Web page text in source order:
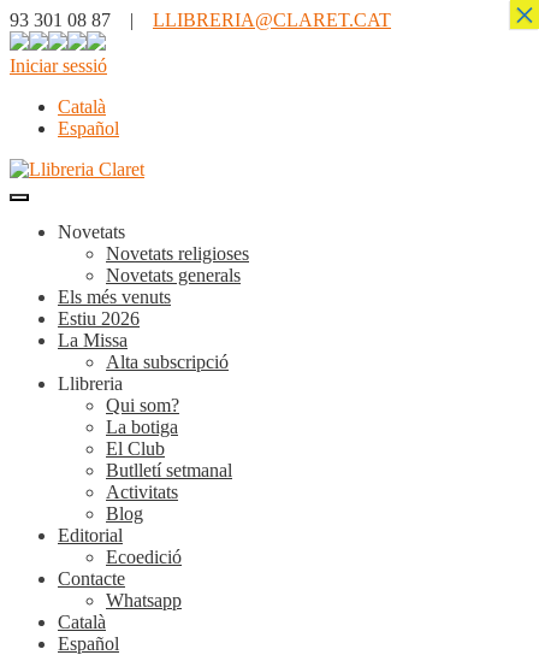
93 301 08 87 | LLIBRERIA@CLARET.CAT
Iniciar sessió
Català
Español
Novetats
Novetats religioses
Novetats generals
Els més venuts
Estiu 2026
La Missa
Alta subscripció
Llibreria
Qui som?
La botiga
El Club
Butlletí setmanal
Activitats
Blog
Editorial
Ecoedició
Contacte
Whatsapp
Català
Español
×